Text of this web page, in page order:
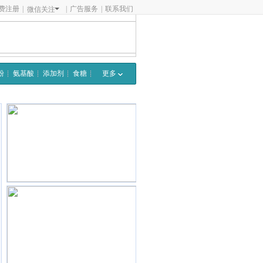
注册 微信关注 广告服务 联系我们
氨基酸 添加剂 食糖 更多